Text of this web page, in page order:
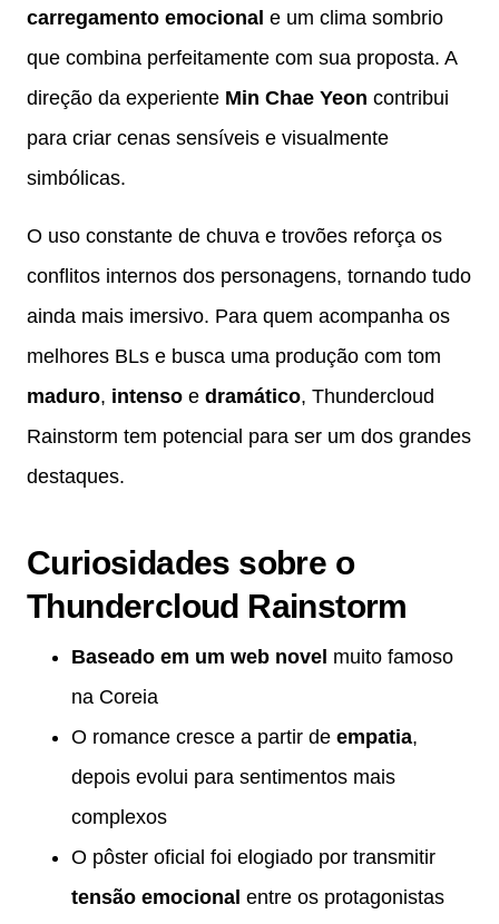
carregamento emocional e um clima sombrio
que combina perfeitamente com sua proposta. A
direção da experiente Min Chae Yeon contribui
para criar cenas sensíveis e visualmente
simbólicas.
O uso constante de chuva e trovões reforça os
conflitos internos dos personagens, tornando tudo
ainda mais imersivo. Para quem acompanha os
melhores BLs e busca uma produção com tom
maduro, intenso e dramático, Thundercloud
Rainstorm tem potencial para ser um dos grandes
destaques.
Curiosidades sobre o
Thundercloud Rainstorm
Baseado em um web novel muito famoso
na Coreia
O romance cresce a partir de empatia,
depois evolui para sentimentos mais
complexos
O pôster oficial foi elogiado por transmitir
tensão emocional entre os protagonistas